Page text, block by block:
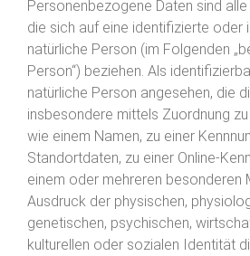
Personenbezogene Daten sind
die sich auf eine identifizierte oder
natürliche Person (im Folgenden
Person“) beziehen. Als
natürliche Person angesehen, die
insbesondere mittels Zuordnung
wie einem Namen, zu einer
Standortdaten, zu einer Online-
einem oder mehreren besonderen
Ausdruck der physischen,
genetischen, psychischen,
kulturellen oder sozialen Identität